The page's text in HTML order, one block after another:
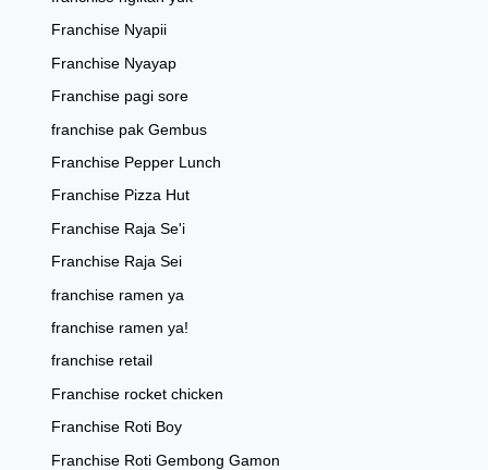
Franchise Nyapii
Franchise Nyayap
Franchise pagi sore
franchise pak Gembus
Franchise Pepper Lunch
Franchise Pizza Hut
Franchise Raja Se'i
Franchise Raja Sei
franchise ramen ya
franchise ramen ya!
franchise retail
Franchise rocket chicken
Franchise Roti Boy
Franchise Roti Gembong Gamon